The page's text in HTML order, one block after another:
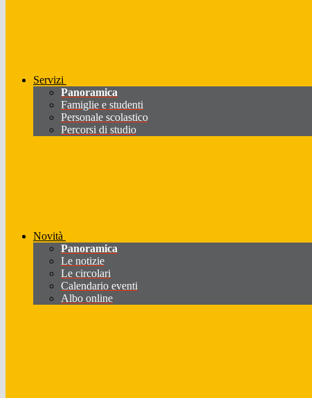
Servizi
Panoramica
Famiglie e studenti
Personale scolastico
Percorsi di studio
Novità
Panoramica
Le notizie
Le circolari
Calendario eventi
Albo online